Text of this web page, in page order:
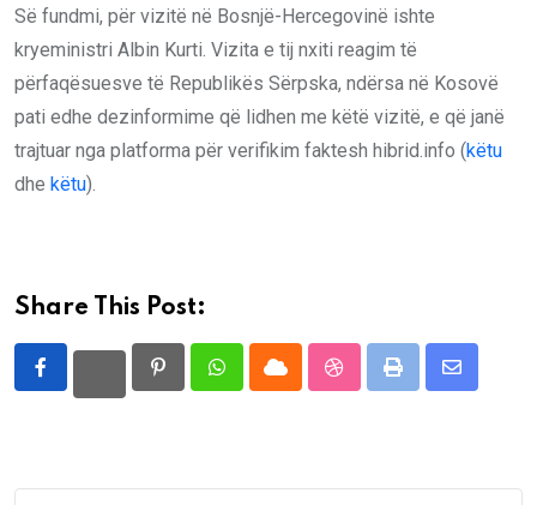
Së fundmi, për vizitë në Bosnjë-Hercegovinë ishte
kryeministri Albin Kurti. Vizita e tij nxiti reagim të
përfaqësuesve të Republikës Sërpska, ndërsa në Kosovë
pati edhe dezinformime që lidhen me këtë vizitë, e që janë
trajtuar nga platforma për verifikim faktesh hibrid.info (këtu
dhe këtu).
Share This Post:
PinterestWhatsappCloud StumbleUpon
Print
Share